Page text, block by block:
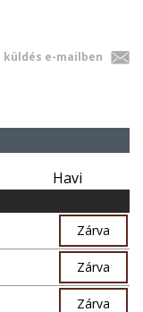
küldés e-mailben
Havi
Zárva
Zárva
Zárva